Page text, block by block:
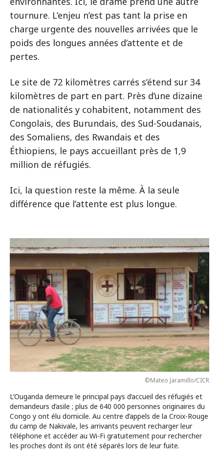
tournure. L’enjeu n’est pas tant la prise en
charge urgente des nouvelles arrivées que le
poids des longues années d’attente et de
pertes.
Le site de 72 kilomètres carrés s’étend sur 34
kilomètres de part en part. Près d’une dizaine
de nationalités y cohabitent, notamment des
Congolais, des Burundais, des Sud-Soudanais,
des Somaliens, des Rwandais et des
Éthiopiens, le pays accueillant près de 1,9
million de réfugiés.
Ici, la question reste la même. À la seule
différence que l’attente est plus longue.
©Mateo Jaramillo/CICR
L’Ouganda demeure le principal pays d’accueil des réfugiés et
demandeurs d’asile ; plus de 640 000 personnes originaires du
Congo y ont élu domicile. Au centre d’appels de la Croix-Rouge
du camp de Nakivale, les arrivants peuvent recharger leur
téléphone et accéder au Wi-Fi gratuitement pour rechercher
les proches dont ils ont été séparés lors de leur fuite.